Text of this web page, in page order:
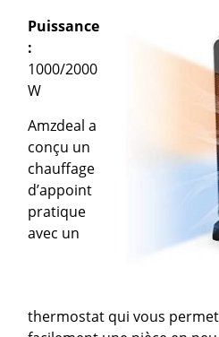
Puissance
:
1000/2000
W
Amzdeal a
conçu un
chauffage
d’appoint
pratique
avec un
thermostat qui vous